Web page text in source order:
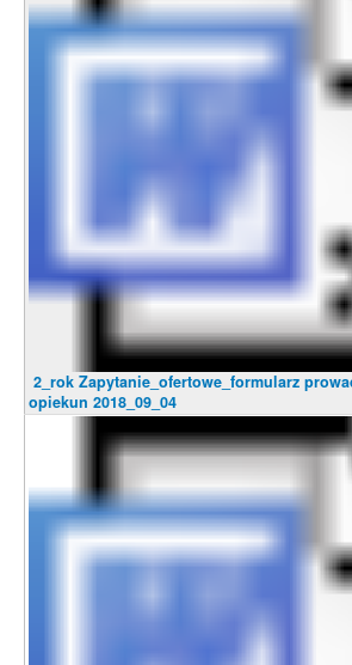
2_rok Zapytanie_ofertowe_formularz
opiekun 2018_09_04